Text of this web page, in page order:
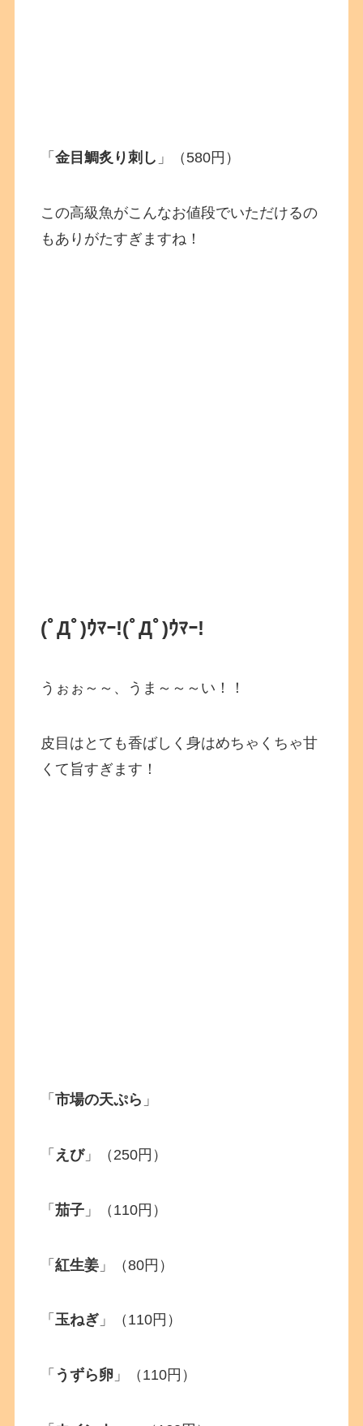
「金目鯛炙り刺し 」（580円）
この高級魚がこんなお値段でいただけるの
もありがたすぎますね！
(ﾟДﾟ)ｳﾏｰ!(ﾟДﾟ)ｳﾏｰ!
うぉぉ～～、うま～～～い！！
皮目はとても香ばしく身はめちゃくちゃ甘
くて旨すぎます！
「市場の天ぷら 」
「 えび」（250円）
「茄子 」（110円）
「紅生姜 」（80円）
「玉ねぎ 」（110円）
「 うずら卵 」（110円）